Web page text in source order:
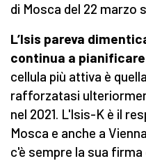
di Mosca del 22 marzo
L’Isis pareva
continua a
cellula più attiva è
rafforzatasi
nel 2021. L'Isis-K è il
Mosca e anche a
c'è sempre la sua